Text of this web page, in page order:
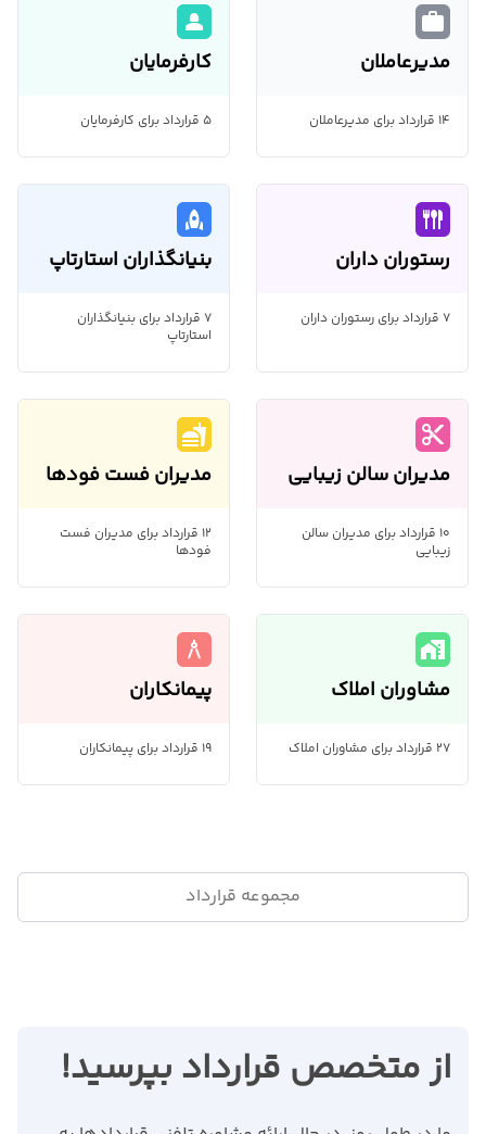
work
مدیرعاملان
14 قرارداد برای مدیرعاملان
person_2
کارفرمایان
5 قرارداد برای کارفرمایان
flatware
رستوران داران
7 قرارداد برای رستوران داران
rocket
بنیانگذاران استارتاپ
7 قرارداد برای بنیانگذاران
استارتاپ
content_cut
مدیران سالن زیبایی
10 قرارداد برای مدیران سالن
زیبایی
fastfood
مدیران فست فودها
12 قرارداد برای مدیران فست
فودها
maps_home_work
مشاوران املاک
27 قرارداد برای مشاوران املاک
architecture
پیمانکاران
19 قرارداد برای پیمانکاران
مجموعه قرارداد
از متخصص قرارداد بپرسید!